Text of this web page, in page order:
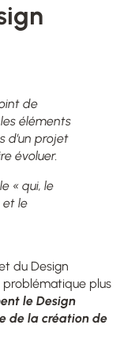
de
éléments
d’un projet
évoluer.
« qui, le
et le
du Design
problématique plus
le Design
de la création de